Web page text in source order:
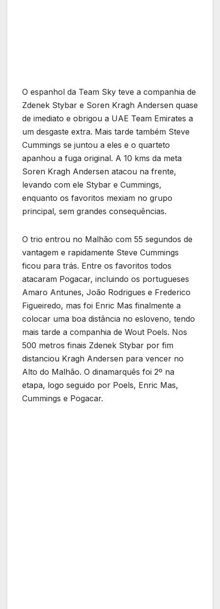
O espanhol da Team Sky teve a companhia de
Zdenek Stybar e Soren Kragh Andersen quase
de imediato e obrigou a UAE Team Emirates a
um desgaste extra. Mais tarde também Steve
Cummings se juntou a eles e o quarteto
apanhou a fuga original. A 10 kms da meta
Soren Kragh Andersen atacou na frente,
levando com ele Stybar e Cummings,
enquanto os favoritos mexiam no grupo
principal, sem grandes consequências.
O trio entrou no Malhão com 55 segundos de
vantagem e rapidamente Steve Cummings
ficou para trás. Entre os favoritos todos
atacaram Pogacar, incluindo os portugueses
Amaro Antunes, João Rodrigues e Frederico
Figueiredo, mas foi Enric Mas finalmente a
colocar uma boa distância no esloveno, tendo
mais tarde a companhia de Wout Poels. Nos
500 metros finais Zdenek Stybar por fim
distanciou Kragh Andersen para vencer no
Alto do Malhão. O dinamarquês foi 2º na
etapa, logo seguido por Poels, Enric Mas,
Cummings e Pogacar.